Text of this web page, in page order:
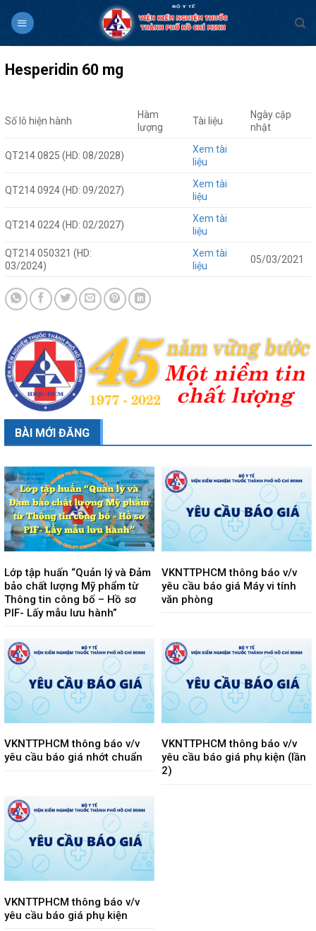
Hesperidin 60 mg
Số lô hiện hành
Hàm
lượng
Tài liệu
Ngày cập
nhật
QT214 0825 (HD: 08/2028)
Xem tài
liệu
QT214 0924 (HD: 09/2027)
Xem tài
liệu
QT214 0224 (HD: 02/2027)
Xem tài
liệu
QT214 050321 (HD:
03/2024)
Xem tài
liệu
05/03/2021
BÀI MỚI ĐĂNG
Lớp tập huấn “Quản lý và Đảm
bảo chất lượng Mỹ phẩm từ
Thông tin công bố – Hồ sơ
PIF- Lấy mẫu lưu hành”
VKNTTPHCM thông báo v/v
yêu cầu báo giá Máy vi tính
văn phòng
VKNTTPHCM thông báo v/v
yêu cầu báo giá nhớt chuẩn
VKNTTPHCM thông báo v/v
yêu cầu báo giá phụ kiện (lần
2)
VKNTTPHCM thông báo v/v
yêu cầu báo giá phụ kiện